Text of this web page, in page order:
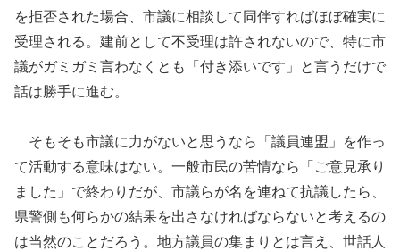
を拒否された場合、市議に相談して同伴すればほぼ確実に
受理される。建前として不受理は許されないので、特に市
議がガミガミ言わなくとも「付き添いです」と言うだけで
話は勝手に進む。
そもそも市議に力がないと思うなら「議員連盟」を作っ
て活動する意味はない。一般市民の苦情なら「ご意見承り
ました」で終わりだが、市議らが名を連ねて抗議したら、
県警側も何らかの結果を出さなければならないと考えるの
は当然のことだろう。地方議員の集まりとは言え、世話人